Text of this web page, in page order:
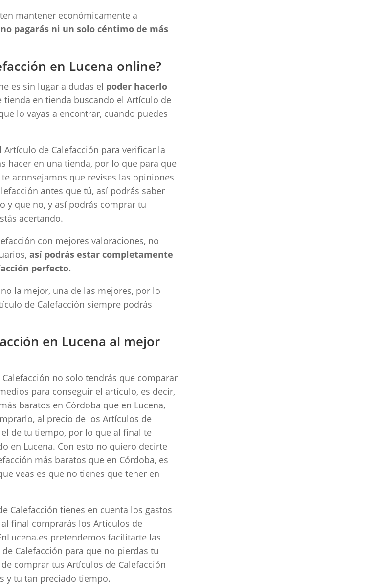
mantener económicamente a
pagarás ni un solo céntimo de más
en Lucena online?
es sin lugar a dudas el poder hacerlo
tienda en tienda buscando el Artículo de
lo vayas a encontrar, cuando puedes
de Calefacción para verificar la
hacer en una tienda, por lo que para que
te aconsejamos que revises las opiniones
antes que tú, así podrás saber
y que no, y así podrás comprar tu
acertando.
con mejores valoraciones, no
así podrás estar completamente
perfecto.
la mejor, una de las mejores, por lo
de Calefacción siempre podrás
en Lucena al mejor
no solo tendrás que comparar
para conseguir el artículo, es decir,
baratos en Córdoba que en Lucena,
al precio de los Artículos de
de tu tiempo, por lo que al final te
en Lucena. Con esto no quiero decirte
más baratos que en Córdoba, es
veas es que no tienes que tener en
Calefacción tienes en cuenta los gastos
final comprarás los Artículos de
pretendemos facilitarte las
Calefacción para que no pierdas tu
comprar tus Artículos de Calefacción
y tu tan preciado tiempo.